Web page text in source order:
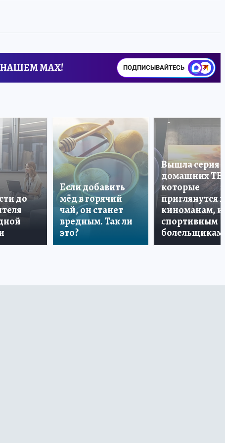
MAX! ПОДПИСЫВАЙТЕСЬ
до
Если добавить
мёд в горячий
чай, он станет
вредным. Так ли
это?
Вышла серия
домашних ТВ,
которые
приглянутся и
киноманам, и
спортивным
болельщикам